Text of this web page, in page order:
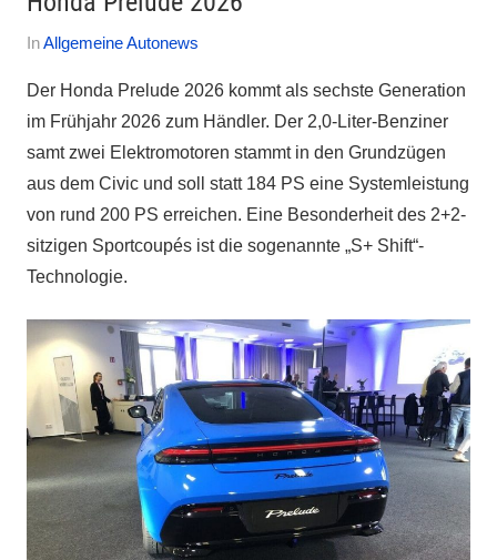
Am
September
2025
Von
InAllgemeine Autonews
Der Honda Prelude 2026 kommt als sechste Generation
im Frühjahr 2026 zum Händler. Der 2,0-Liter-Benziner
samt zwei Elektromotoren stammt in den Grundzügen
aus dem Civic und soll statt 184 PS eine Systemleistung
von rund 200 PS erreichen. Eine Besonderheit des 2+2-
sitzigen Sportcoupés ist die sogenannte „S+ Shift“-
Technologie.